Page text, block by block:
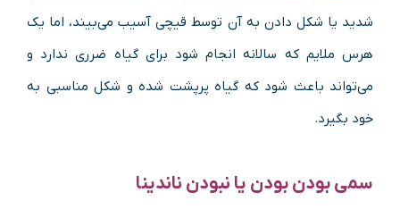
شدید یا شکل دادن به آن توسط قیچی آسیب می‌بیند، اما یک
هرس ملایم که سالانه انجام شود برای گیاه ضرری ندارد و
می‌تواند باعث شود که گیاه پرپشت شده و شکل مناسبی به
خود بگیرد.
سمی بودن بودن یا نبودن ناندینا